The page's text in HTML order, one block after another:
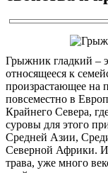
Грыжник гладкий –
относящееся к
произрастающее на
повсеместно в
Крайнего Севера,
суровы для этого
Средней Азии,
Северной Африки. И
трава, уже много